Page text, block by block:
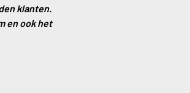
klanten.
en ook het